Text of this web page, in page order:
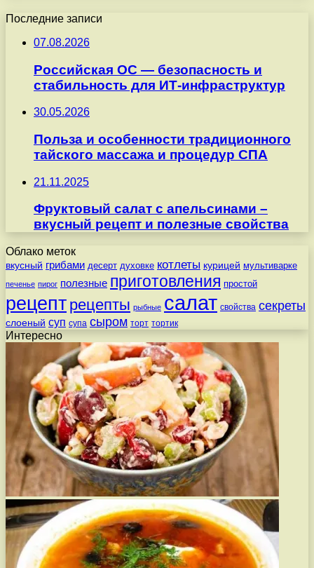
Последние записи
07.08.2026
Российская ОС — безопасность и
стабильность для ИТ-инфраструктур
30.05.2026
Польза и особенности традиционного
тайского массажа и процедур СПА
21.11.2025
Фруктовый салат с апельсинами –
вкусный рецепт и полезные свойства
Облако меток
вкусный грибами десерт духовке котлеты курицей мультиварке
печенье пирог полезные приготовления простой
рецепт рецепты рыбные салат свойства секреты
слоеный суп супа сыром торт тортик
Интересно